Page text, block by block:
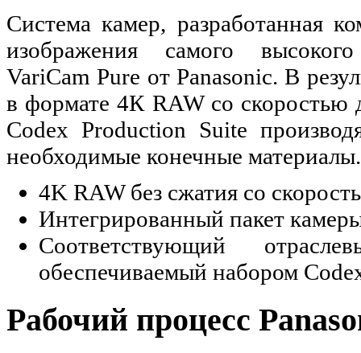
Система камер, разработанная
изображения самого
VariCam Pure от Panasonic. В
в формате 4К RAW со скоростью
Codex Production Suite
необходимые конечные материалы.
4K RAW без сжатия со
Интегрированный пакет
Соответствующий
обеспечиваемый набором
Рабочий процесс